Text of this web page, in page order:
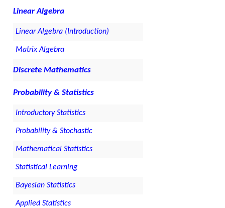
Linear Algebra
Linear Algebra (Introduction)
Matrix Algebra
Discrete Mathematics
Probability & Statistics
Introductory Statistics
Probability & Stochastic
Mathematical Statistics
Statistical Learning
Bayesian Statistics
Applied Statistics